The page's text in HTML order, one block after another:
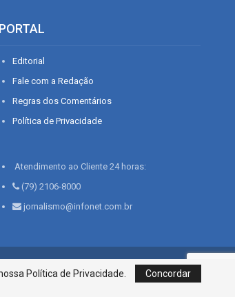
PORTAL
Editorial
Fale com a Redação
Regras dos Comentários
Política de Privacidade
Atendimento ao Cliente 24 horas:
(79) 2106-8000
jornalismo@infonet.com.br
SE, CEP 49015-030, Fone: 79.2106.8000 - CI
Centro de Informações LTDA
Política de Privacidade.
Concordar